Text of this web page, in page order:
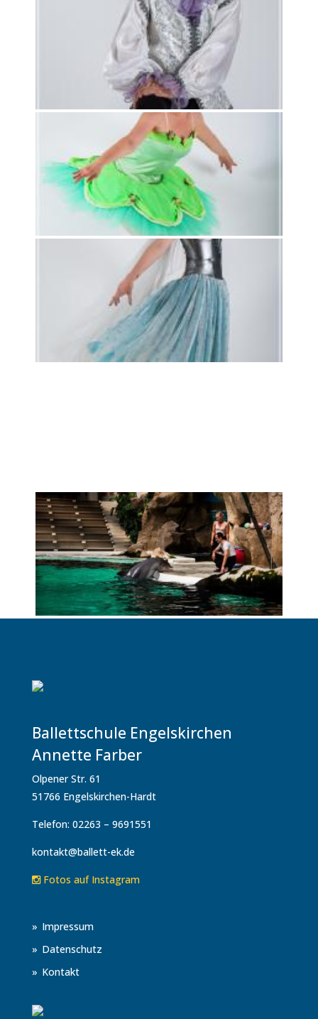
Ballettschule Engelskirchen
Annette Farber
Olpener Str. 61
51766 Engelskirchen-Hardt
Telefon: 02263 – 9691551
kontakt@ballett-ek.de
Fotos auf Instagram
Impressum
Datenschutz
Kontakt